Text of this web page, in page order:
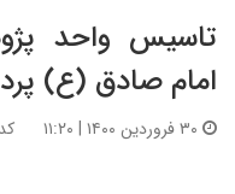
تاسیس واحد
امام صادق (ع)
کد